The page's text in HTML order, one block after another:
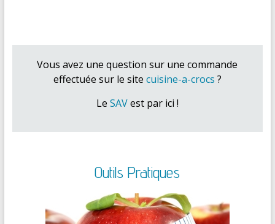
Vous avez une question sur une commande
effectuée sur le site cuisine-a-crocs ?
Le SAVest par ici !
Outils Pratiques